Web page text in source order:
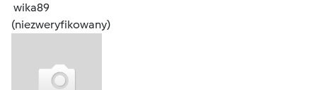
wika89
(niezweryfikowany)